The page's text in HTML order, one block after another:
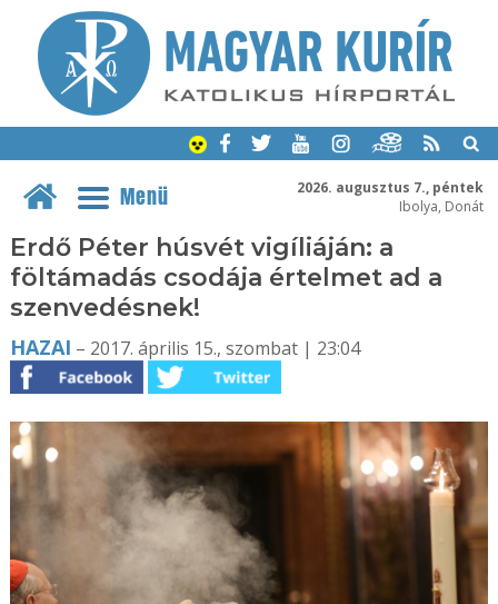
2026. augusztus 7., péntek
Ibolya, Donát
Menü
Erdő Péter húsvét vigíliáján: a
föltámadás csodája értelmet ad a
szenvedésnek!
HAZAI – 2017. április 15., szombat | 23:04